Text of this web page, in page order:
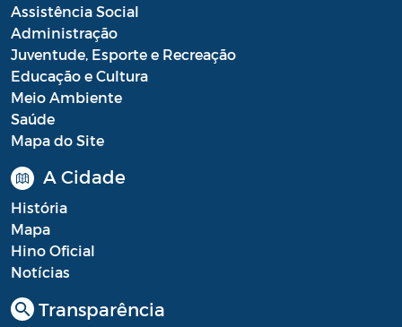
Assistência Social
Administração
Juventude, Esporte e Recreação
Educação e Cultura
Meio Ambiente
Saúde
Mapa do Site
A Cidade
História
Mapa
Hino Oficial
Notícias
Transparência